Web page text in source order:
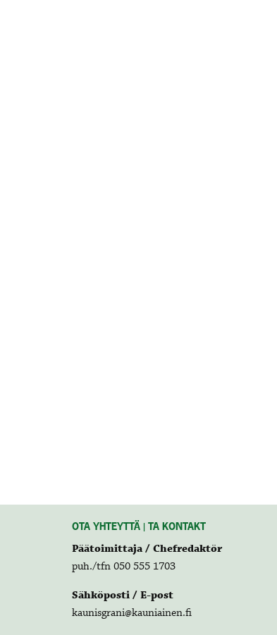
OTA YHTEYTTÄ | TA KONTAKT
Päätoimittaja / Chefredaktör
puh./tfn 050 555 1703
Sähköposti / E-post
kaunisgrani@kauniainen.fi